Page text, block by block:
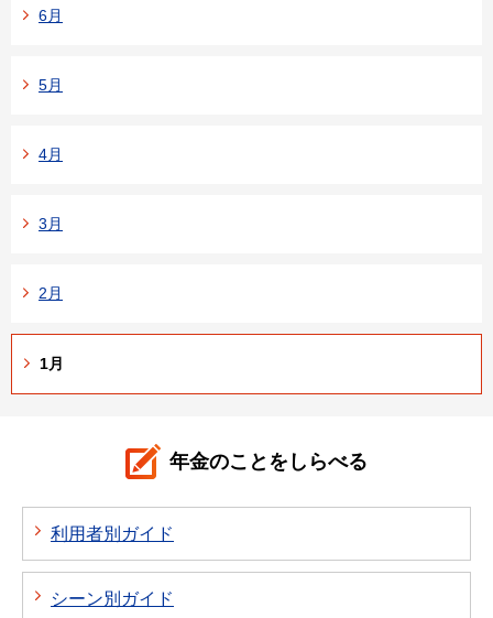
6月
5月
4月
3月
2月
1月
年金のことをしらべる
利用者別ガイド
シーン別ガイド